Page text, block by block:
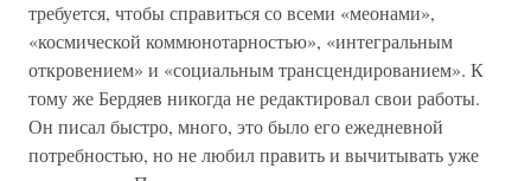
требуется, чтобы справиться со всеми «меонами»,
«космической коммюнотарностью», «интегральным
откровением» и «социальным трансцендированием». К
тому же Бердяев никогда не редактировал свои работы.
Он писал быстро, много, это было его ежедневной
потребностью, но не любил править и вычитывать уже